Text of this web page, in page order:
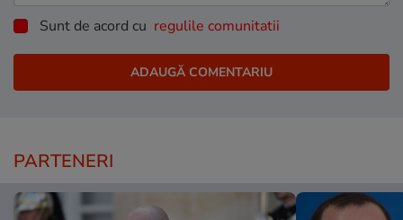
Sunt de acord cu regulile comunitatii
PARTENERI